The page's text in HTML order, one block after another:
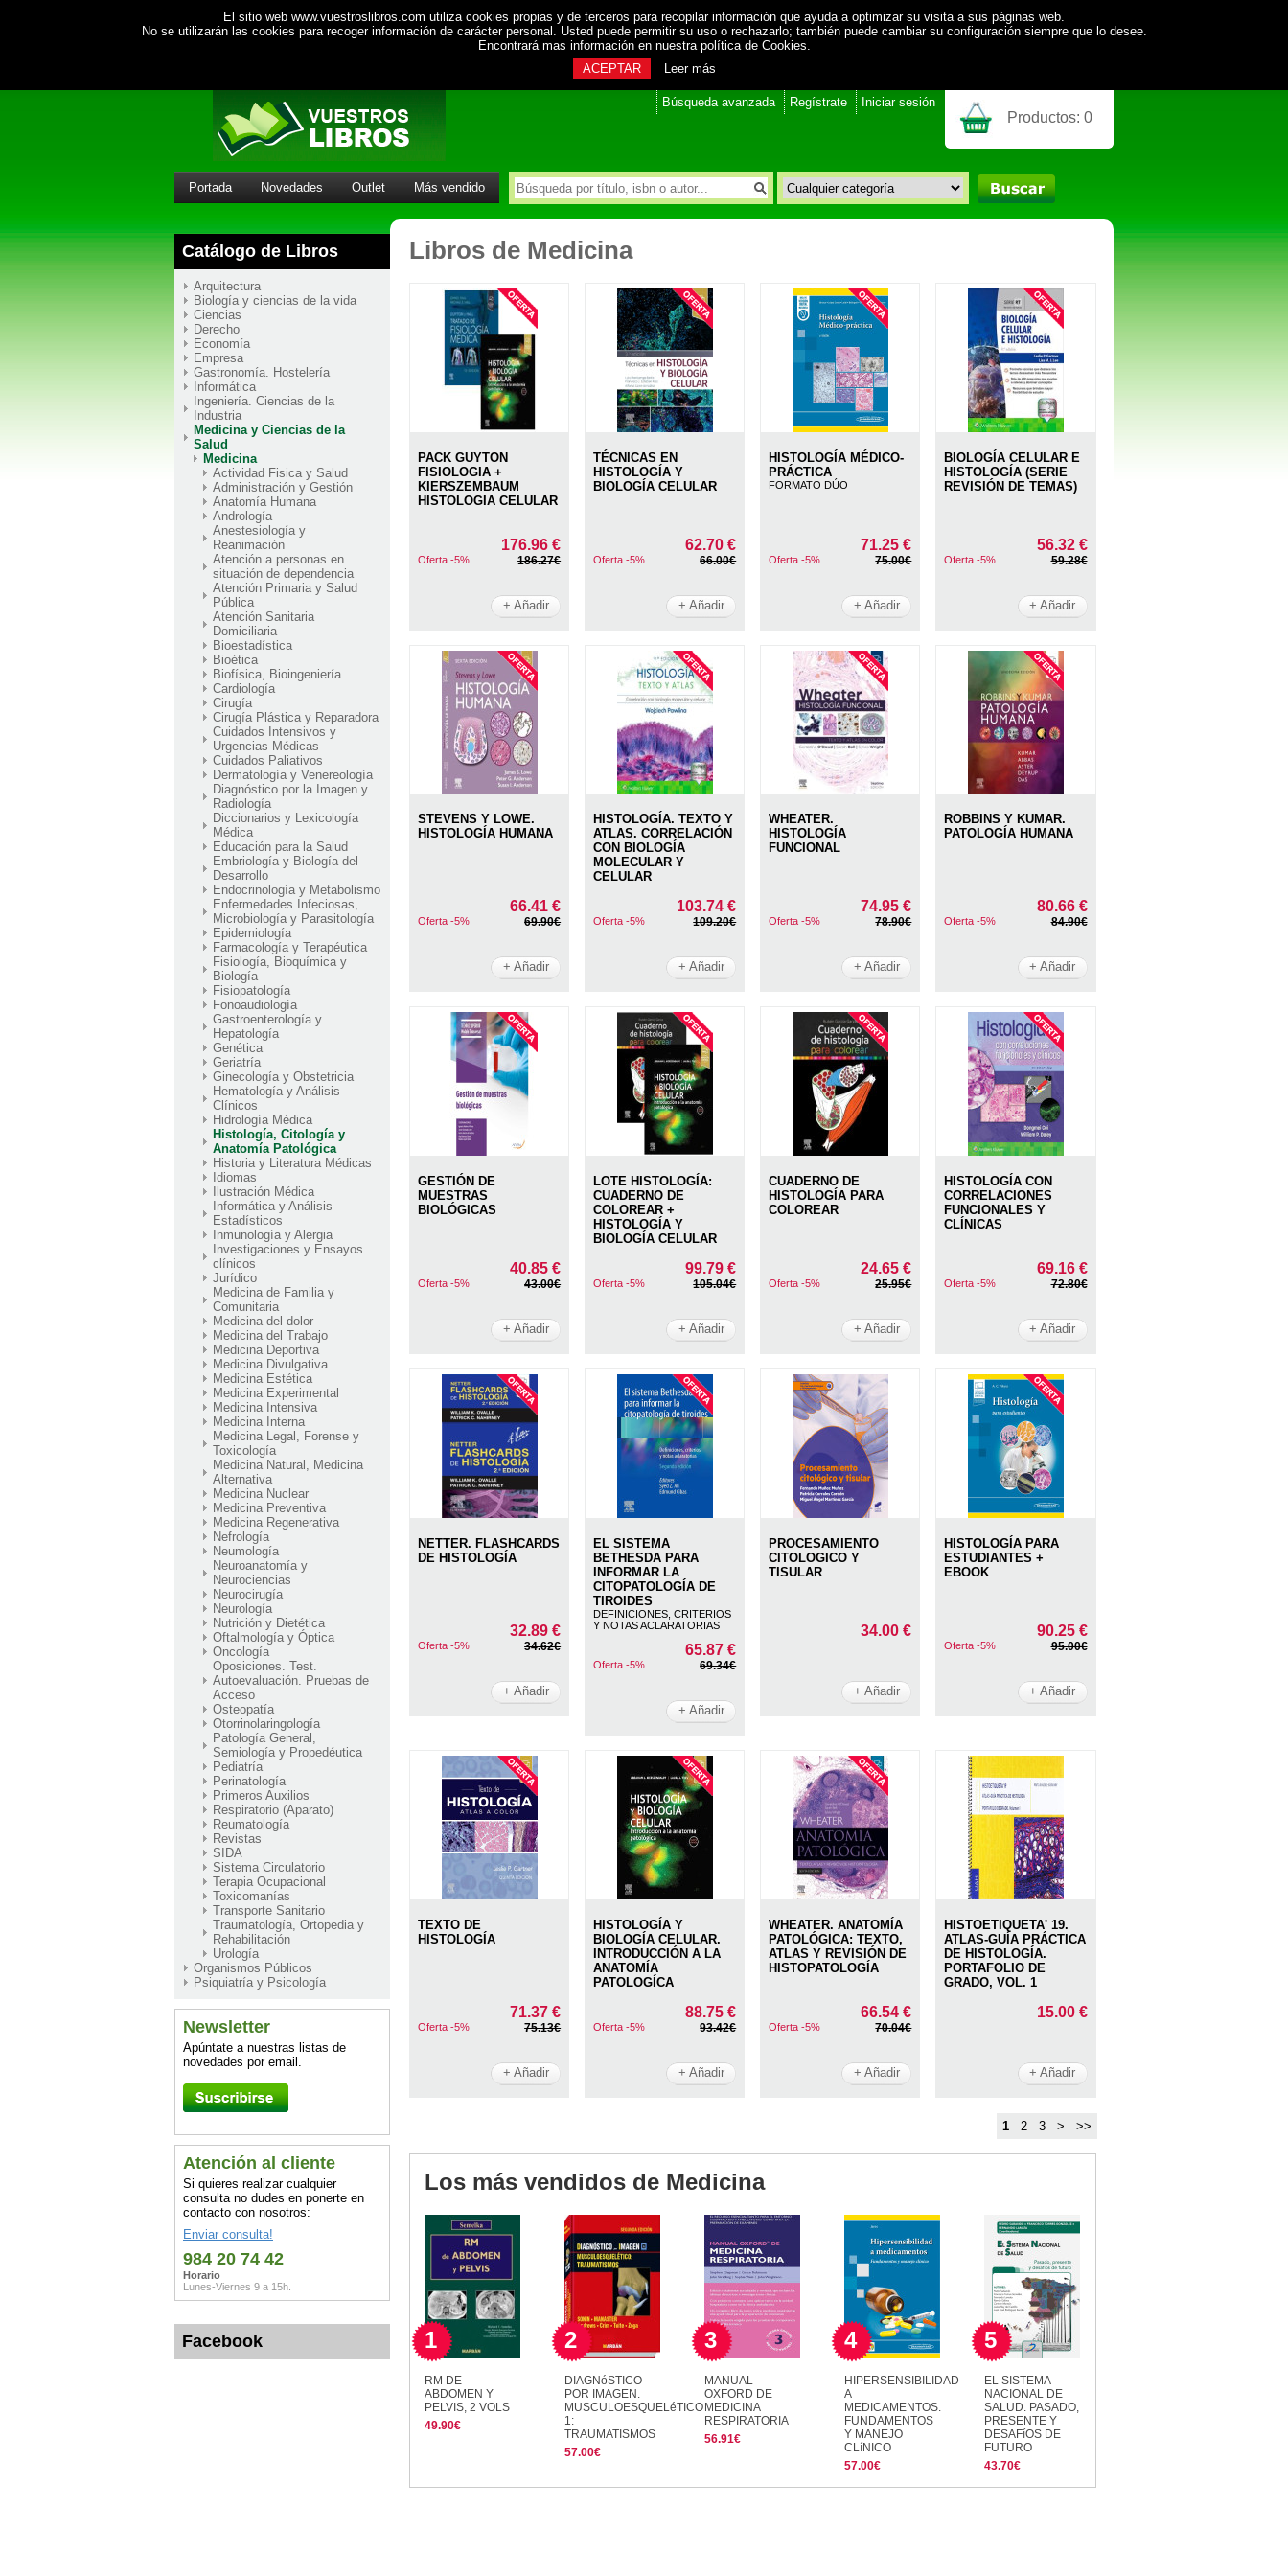
El sitio web www.vuestroslibros.com utiliza cookies propias y de terceros para recopilar información que ayuda a optimizar su visita a sus páginas web.
No se utilizarán las cookies para recoger información de carácter personal. Usted puede permitir su uso o rechazarlo; también puede cambiar su configuración siempre que lo desee.
Encontrará mas información en nuestra política de Cookies.
ACEPTAR
Leer más
Búsqueda avanzada Regístrate Iniciar sesión
Productos: 0
Portada Novedades Outlet Más vendido
Catálogo de Libros
Arquitectura
Biología y ciencias de la vida
Ciencias
Derecho
Economía
Empresa
Gastronomía. Hostelería
Informática
Ingeniería. Ciencias de la
Industria
Medicina y Ciencias de la
Salud
Medicina
Actividad Fisica y Salud
Administración y Gestión
Anatomía Humana
Andrología
Anestesiología y
Reanimación
Atención a personas en
situación de dependencia
Atención Primaria y Salud
Pública
Atención Sanitaria
Domiciliaria
Bioestadística
Bioética
Biofísica, Bioingeniería
Cardiología
Cirugía
Cirugía Plástica y Reparadora
Cuidados Intensivos y
Urgencias Médicas
Cuidados Paliativos
Dermatología y Venereología
Diagnóstico por la Imagen y
Radiología
Diccionarios y Lexicología
Médica
Educación para la Salud
Embriología y Biología del
Desarrollo
Endocrinología y Metabolismo
Enfermedades Infeciosas,
Microbiología y Parasitología
Epidemiología
Farmacología y Terapéutica
Fisiología, Bioquímica y
Biología
Fisiopatología
Fonoaudiología
Gastroenterología y
Hepatología
Genética
Geriatría
Ginecología y Obstetricia
Hematología y Análisis
Clínicos
Hidrología Médica
Histología, Citología y
Anatomía Patológica
Historia y Literatura Médicas
Idiomas
Ilustración Médica
Informática y Análisis
Estadísticos
Inmunología y Alergia
Investigaciones y Ensayos
clínicos
Jurídico
Medicina de Familia y
Comunitaria
Medicina del dolor
Medicina del Trabajo
Medicina Deportiva
Medicina Divulgativa
Medicina Estética
Medicina Experimental
Medicina Intensiva
Medicina Interna
Medicina Legal, Forense y
Toxicología
Medicina Natural, Medicina
Alternativa
Medicina Nuclear
Medicina Preventiva
Medicina Regenerativa
Nefrología
Neumología
Neuroanatomía y
Neurociencias
Neurocirugía
Neurología
Nutrición y Dietética
Oftalmología y Óptica
Oncología
Oposiciones. Test.
Autoevaluación. Pruebas de
Acceso
Osteopatía
Otorrinolaringología
Patología General,
Semiología y Propedéutica
Pediatría
Perinatología
Primeros Auxilios
Respiratorio (Aparato)
Reumatología
Revistas
SIDA
Sistema Circulatorio
Terapia Ocupacional
Toxicomanías
Transporte Sanitario
Traumatología, Ortopedia y
Rehabilitación
Urología
Organismos Públicos
Psiquiatría y Psicología
Newsletter
Apúntate a nuestras listas de
novedades por email.
Atención al cliente
Si quieres realizar cualquier
consulta no dudes en ponerte en
contacto con nosotros:
Enviar consulta!
984 20 74 42
Horario
Lunes-Viernes 9 a 15h.
Facebook
Libros de Medicina
PACK GUYTON
FISIOLOGIA +
KIERSZEMBAUM
HISTOLOGIA CELULAR
176.96 €
Oferta -5% 186.27€
+ Añadir
TÉCNICAS EN
HISTOLOGÍA Y
BIOLOGÍA CELULAR
62.70 €
Oferta -5% 66.00€
+ Añadir
HISTOLOGÍA MÉDICO-
PRÁCTICA
FORMATO DÚO
71.25 €
Oferta -5% 75.00€
+ Añadir
BIOLOGÍA CELULAR E
HISTOLOGÍA (SERIE
REVISIÓN DE TEMAS)
56.32 €
Oferta -5% 59.28€
+ Añadir
STEVENS Y LOWE.
HISTOLOGÍA HUMANA
66.41 €
Oferta -5% 69.90€
+ Añadir
HISTOLOGÍA. TEXTO Y
ATLAS. CORRELACIÓN
CON BIOLOGÍA
MOLECULAR Y
CELULAR
103.74 €
Oferta -5% 109.20€
+ Añadir
WHEATER.
HISTOLOGÍA
FUNCIONAL
74.95 €
Oferta -5% 78.90€
+ Añadir
ROBBINS Y KUMAR.
PATOLOGÍA HUMANA
80.66 €
Oferta -5% 84.90€
+ Añadir
GESTIÓN DE
MUESTRAS
BIOLÓGICAS
40.85 €
Oferta -5% 43.00€
+ Añadir
LOTE HISTOLOGÍA:
CUADERNO DE
COLOREAR +
HISTOLOGÍA Y
BIOLOGÍA CELULAR
99.79 €
Oferta -5% 105.04€
+ Añadir
CUADERNO DE
HISTOLOGÍA PARA
COLOREAR
24.65 €
Oferta -5% 25.95€
+ Añadir
HISTOLOGÍA CON
CORRELACIONES
FUNCIONALES Y
CLÍNICAS
69.16 €
Oferta -5% 72.80€
+ Añadir
NETTER. FLASHCARDS
DE HISTOLOGÍA
32.89 €
Oferta -5% 34.62€
+ Añadir
EL SISTEMA
BETHESDA PARA
INFORMAR LA
CITOPATOLOGÍA DE
TIROIDES
DEFINICIONES, CRITERIOS
Y NOTAS ACLARATORIAS
65.87 €
Oferta -5% 69.34€
+ Añadir
PROCESAMIENTO
CITOLOGICO Y
TISULAR
34.00 €
+ Añadir
HISTOLOGÍA PARA
ESTUDIANTES +
EBOOK
90.25 €
Oferta -5% 95.00€
+ Añadir
TEXTO DE
HISTOLOGÍA
71.37 €
Oferta -5% 75.13€
+ Añadir
HISTOLOGÍA Y
BIOLOGÍA CELULAR.
INTRODUCCIÓN A LA
ANATOMÍA
PATOLOGÍCA
88.75 €
Oferta -5% 93.42€
+ Añadir
WHEATER. ANATOMÍA
PATOLÓGICA: TEXTO,
ATLAS Y REVISIÓN DE
HISTOPATOLOGÍA
66.54 €
Oferta -5% 70.04€
+ Añadir
HISTOETIQUETA' 19.
ATLAS-GUÍA PRÁCTICA
DE HISTOLOGÍA.
PORTAFOLIO DE
GRADO, VOL. 1
15.00 €
+ Añadir
1 2 3 > >>
Los más vendidos de Medicina
1
RM DE
ABDOMEN Y
PELVIS, 2 VOLS
49.90€
2
DIAGNóSTICO
POR IMAGEN.
MUSCULOESQUELéTICO
1:
TRAUMATISMOS
57.00€
3
MANUAL
OXFORD DE
MEDICINA
RESPIRATORIA
56.91€
4
HIPERSENSIBILIDAD
A
MEDICAMENTOS.
FUNDAMENTOS
Y MANEJO
CLíNICO
57.00€
5
EL SISTEMA
NACIONAL DE
SALUD. PASADO,
PRESENTE Y
DESAFíOS DE
FUTURO
43.70€